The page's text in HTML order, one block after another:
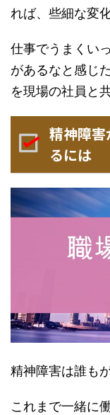
れば、些細な変
仕事でうまくい
があるなと感じ
を現場の社員と
精神障
るには
精神障害は誰も
これまで一緒に